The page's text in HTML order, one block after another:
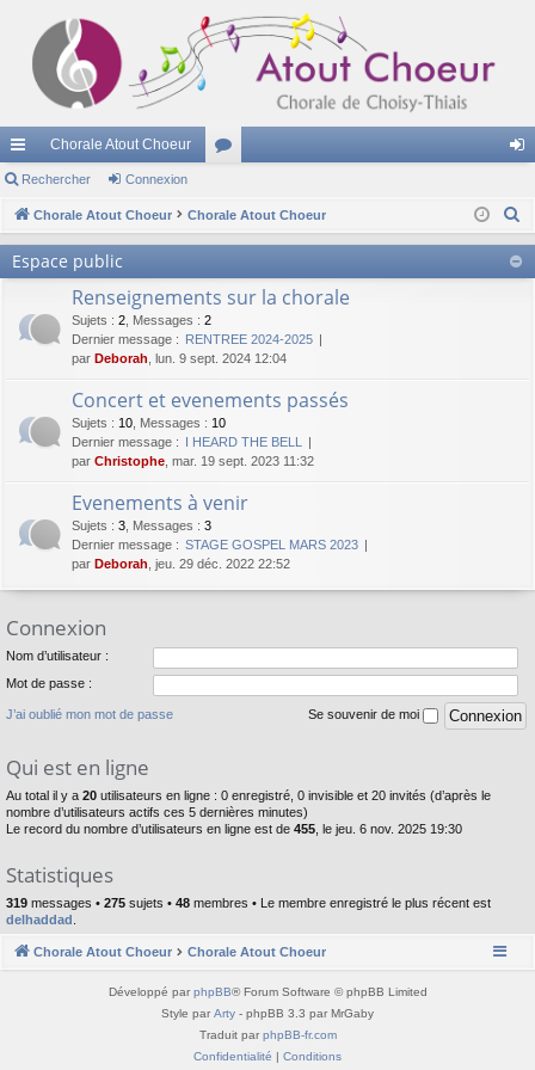
cc
ès
de
Chorale Atout Choeur
u ne
Rechercher Connexion
Chorale Atout Choeur Chorale Atout Choeur
Espace public
Renseignements sur la chorale
Sujets : 2 Messages : 2
Dernier message : RENTREE 2024-2025
par Deborah , lun. 9 sept. 2024 12:04
Concert et evenements passés
Sujets : 10 Messages : 10
Dernier message : I HEARD THE BELL
par Christophe , mar. 19 sept. 2023 11:32
Evenements à venir
Sujets : 3 Messages : 3
Dernier message : STAGE GOSPEL MARS 2023
par Deborah , jeu. 29 déc. 2022 22:52
Connexion
Nom d’utilisateur :
Mot de passe :
J’ai oublié mon mot de passe Se souvenir de moi
Qui est en ligne
Au total il y a 20 utilisateurs en ligne : 0 enregistré, 0 invisible et 20 invités (d’après le
nombre d’utilisateurs actifs ces 5 dernières minutes)
Le record du nombre d’utilisateurs en ligne est de 455 , le jeu. 6 nov. 2025 19:30
Statistiques
319 messages • 275 sujets • 48 membres • Le membre enregistré le plus récent est
delhaddad
Chorale Atout Choeur Chorale Atout Choeur
Développé par phpBB® Forum Software © phpBB Limited
Style par Arty - phpBB 3.3 par MrGaby
Traduit par phpBB-fr.com
Confidentialité
Conditions